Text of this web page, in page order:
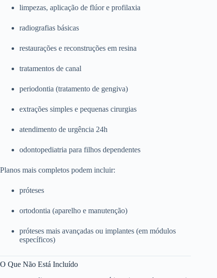
limpezas, aplicação de flúor e profilaxia
radiografias básicas
restaurações e reconstruções em resina
tratamentos de canal
periodontia (tratamento de gengiva)
extrações simples e pequenas cirurgias
atendimento de urgência 24h
odontopediatria para filhos dependentes
Planos mais completos podem incluir:
próteses
ortodontia (aparelho e manutenção)
próteses mais avançadas ou implantes (em módulos
específicos)
O Que Não Está Incluído